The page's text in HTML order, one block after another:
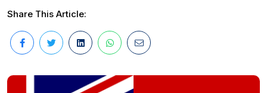
Share This Article: